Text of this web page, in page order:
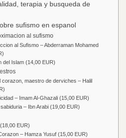
terapia y busqueda de
sufismo en espanol
al sufismo
al Sufismo – Abderraman Mohamed
del Islam (14,00 EUR)
corazon, maestro de derviches – Halil
– Imam Al-Ghazali (15,00 EUR)
– Ibn Arabi (19,00 EUR)
EUR)
– Hamza Yusuf (15,00 EUR)